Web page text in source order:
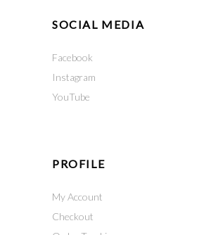
SOCIAL MEDIA
Facebook
Instagram
YouTube
PROFILE
My Account
Checkout